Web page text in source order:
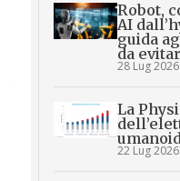
Robot,
AI
guida
da
28 Lug 2026
La
22 Lug 2026